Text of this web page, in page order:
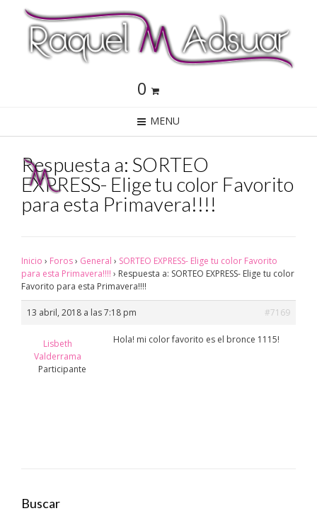
0
MENU
Respuesta a: SORTEO
EXPRESS- Elige tu color Favorito
para esta Primavera!!!!
Inicio › Foros› General › SORTEO EXPRESS- Elige tu color Favorito
para esta Primavera!!!! › Respuesta a: SORTEO EXPRESS- Elige tu color
Favorito para esta Primavera!!!!
13 abril, 2018 a las 7:18 pm #7169
Lisbeth
Valderrama
Participante
Hola! mi color favorito es el bronce 1115!
Buscar